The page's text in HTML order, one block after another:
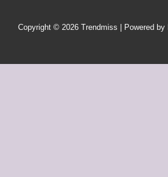
Copyright © 2026 Trendmiss | Powered by